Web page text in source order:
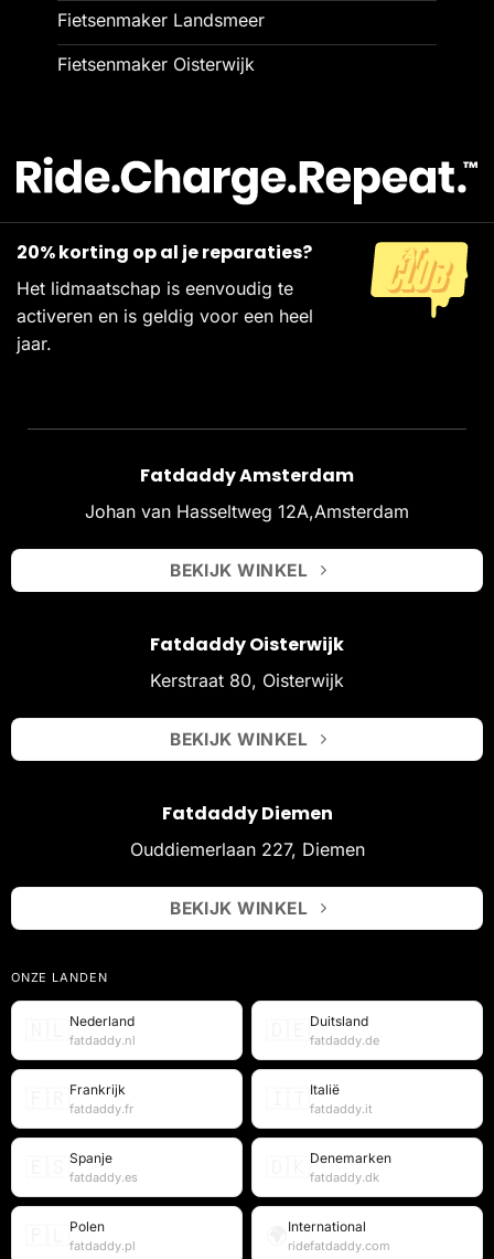
Fietsenmaker Landsmeer
Fietsenmaker Oisterwijk
20% korting op al je reparaties?
Het lidmaatschap is eenvoudig te
activeren en is geldig voor een heel
jaar.
Fatdaddy Amsterdam
Johan van Hasseltweg 12A,Amsterdam
BEKIJK WINKEL
Fatdaddy Oisterwijk
Kerstraat 80, Oisterwijk
BEKIJK WINKEL
Fatdaddy Diemen
Ouddiemerlaan 227, Diemen
BEKIJK WINKEL
ONZE LANDEN
Nederland
fatdaddy.nl
Duitsland
fatdaddy.de
Frankrijk
fatdaddy.fr
Italië
fatdaddy.it
Spanje
fatdaddy.es
Denemarken
fatdaddy.dk
Polen
fatdaddy.pl
International
ridefatdaddy.com